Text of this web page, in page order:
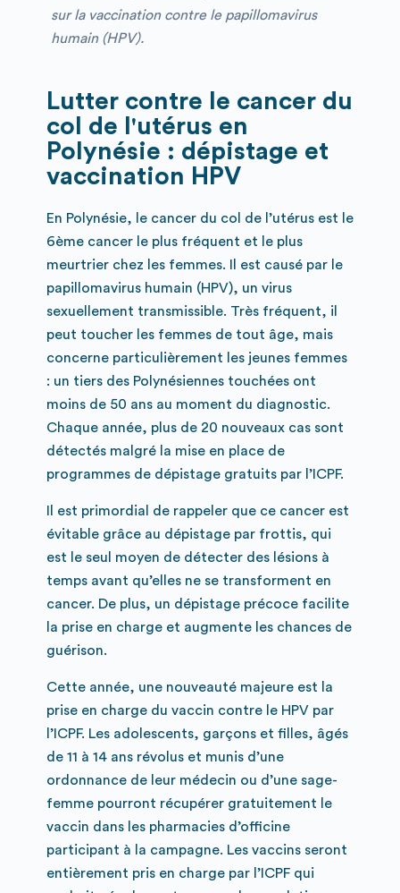
sur la vaccination contre le papillomavirus
humain (HPV).
Lutter contre le cancer du
col de l'utérus en
Polynésie : dépistage et
vaccination HPV
En Polynésie, le cancer du col de l’utérus est le
6ème cancer le plus fréquent et le plus
meurtrier chez les femmes. Il est causé par le
papillomavirus humain (HPV), un virus
sexuellement transmissible. Très fréquent, il
peut toucher les femmes de tout âge, mais
concerne particulièrement les jeunes femmes
: un tiers des Polynésiennes touchées ont
moins de 50 ans au moment du diagnostic.
Chaque année, plus de 20 nouveaux cas sont
détectés malgré la mise en place de
programmes de dépistage gratuits par l’ICPF.
Il est primordial de rappeler que ce cancer est
évitable grâce au dépistage par frottis, qui
est le seul moyen de détecter des lésions à
temps avant qu’elles ne se transforment en
cancer. De plus, un dépistage précoce facilite
la prise en charge et augmente les chances de
guérison.
Cette année, une nouveauté majeure est la
prise en charge du vaccin contre le HPV par
l’ICPF. Les adolescents, garçons et filles, âgés
de 11 à 14 ans révolus et munis d’une
ordonnance de leur médecin ou d’une sage-
femme pourront récupérer gratuitement le
vaccin dans les pharmacies d’officine
participant à la campagne. Les vaccins seront
entièrement pris en charge par l’ICPF qui